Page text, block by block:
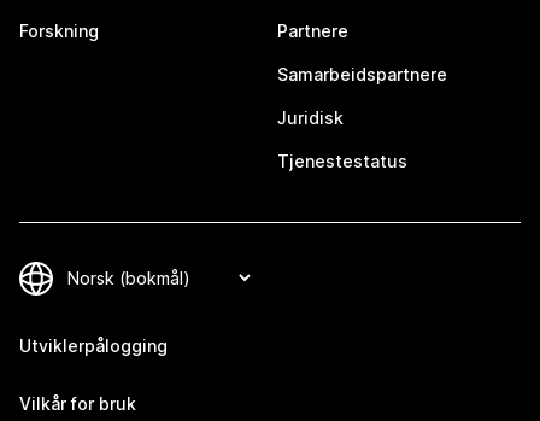
Forskning Partnere
Samarbeidspartnere
Juridisk
Tjenestestatus
Utviklerpålogging
Vilkår for bruk